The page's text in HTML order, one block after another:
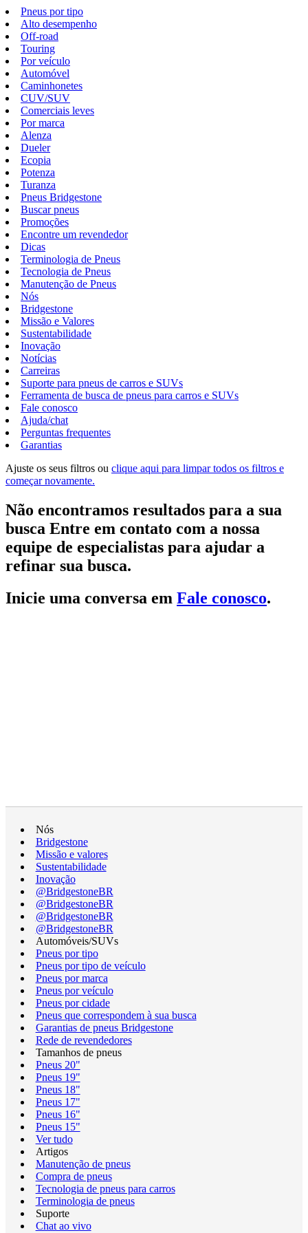
Pneus por tipo
Alto desempenho
Off-road
Touring
Por veículo
Automóvel
Caminhonetes
CUV/SUV
Comerciais leves
Por marca
Alenza
Dueler
Ecopia
Potenza
Turanza
Pneus Bridgestone
Buscar pneus
Promoções
Encontre um revendedor
Dicas
Terminologia de Pneus
Tecnologia de Pneus
Manutenção de Pneus
Nós
Bridgestone
Missão e Valores
Sustentabilidade
Inovação
Notícias
Carreiras
Suporte para pneus de carros e SUVs
Ferramenta de busca de pneus para carros e SUVs
Fale conosco
Ajuda/chat
Perguntas frequentes
Garantias
Ajuste os seus filtros ou clique aqui para limpar todos os filtros e
começar novamente.
Não encontramos resultados para a sua
busca Entre em contato com a nossa
equipe de especialistas para ajudar a
refinar sua busca.
Inicie uma conversa em Fale conosco.
Nós
Bridgestone
Missão e valores
Sustentabilidade
Inovação
@BridgestoneBR
@BridgestoneBR
@BridgestoneBR
@BridgestoneBR
Automóveis/SUVs
Pneus por tipo
Pneus por tipo de veículo
Pneus por marca
Pneus por veículo
Pneus por cidade
Pneus que correspondem à sua busca
Garantias de pneus Bridgestone
Rede de revendedores
Tamanhos de pneus
Pneus 20"
Pneus 19"
Pneus 18"
Pneus 17"
Pneus 16"
Pneus 15"
Ver tudo
Artigos
Manutenção de pneus
Compra de pneus
Tecnologia de pneus para carros
Terminologia de pneus
Suporte
Chat ao vivo